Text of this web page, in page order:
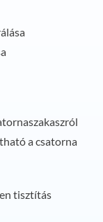
a csatorna
tisztítás